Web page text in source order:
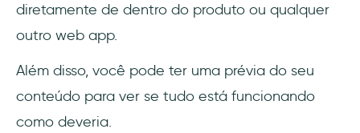
diretamente de dentro do produto ou qualquer
outro web app.
Além disso, você pode ter uma prévia do seu
conteúdo para ver se tudo está funcionando
como deveria.